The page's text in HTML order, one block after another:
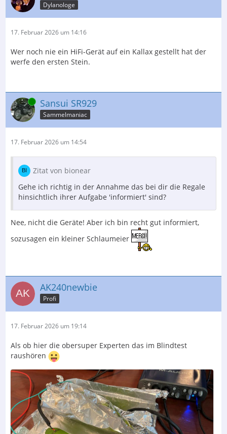
Dylanologe
17. Februar 2026 um 14:16
Wer noch nie ein HiFi-Gerät auf ein Kallax gestellt hat der
werfe den ersten Stein.
Online Sansui SR929
Sammelmaniac
17. Februar 2026 um 14:54
Zitat von bionear
Gehe ich richtig in der Annahme das bei dir die Regale
hinsichtlich ihrer Aufgabe 'informiert' sind?
Nee, nicht die Geräte! Aber ich bin recht gut informiert,
sozusagen ein kleiner Schlaumeier
AK240newbie
Profi
17. Februar 2026 um 19:14
Als ob hier die obersuper Experten das im Blindtest
raushören